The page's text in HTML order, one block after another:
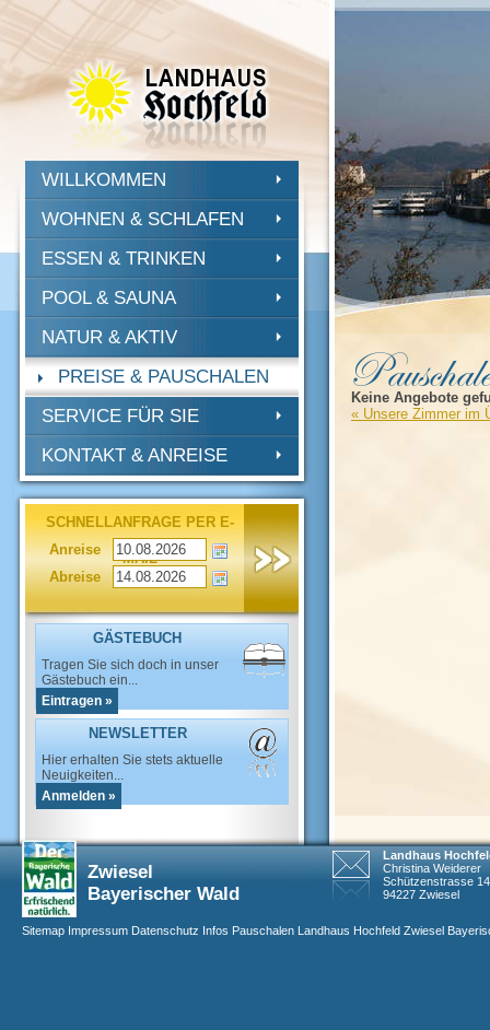
Keine Angebote
« Unsere Zimmer im
GÄSTEBUCH
Tragen Sie sich doch in unser
Gästebuch ein...
Eintragen »
NEWSLETTER
Hier erhalten Sie stets aktuelle
Neuigkeiten...
Anmelden »
WILLKOMMEN
WOHNEN & SCHLAFEN
ESSEN & TRINKEN
POOL & SAUNA
NATUR & AKTIV
PREISE & PAUSCHALEN
SERVICE FÜR SIE
KONTAKT & ANREISE
SCHNELLANFRAGE PER E-
MAIL
Anreise
Abreise
Zwiesel
Bayerischer Wald
Landhaus
Christina Weiderer
Schützenstrasse 14
94227 Zwiesel
Sitemap Impressum Datenschutz Infos Pauschalen Landhaus Hochfeld Zwiesel